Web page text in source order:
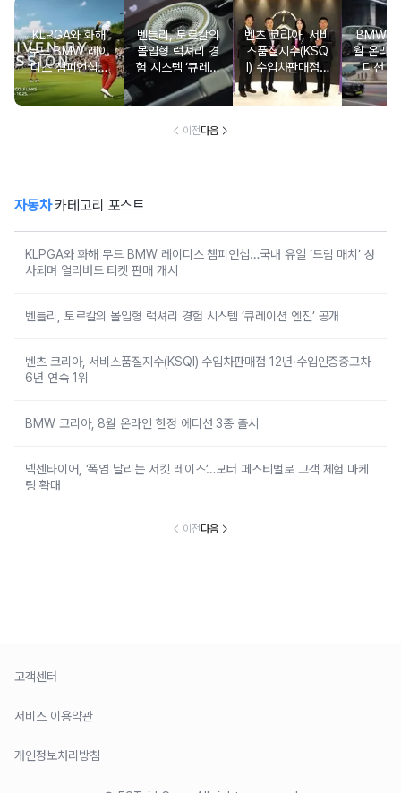
KLPGA와 화해
무드 BMW 레이
디스 챔피언십…
국내 유일 ‘드림
매치’ 성사되며 얼
벤틀리, 토르칼의
몰입형 럭셔리 경
험 시스템 ‘큐레이
션 엔진’ 공개
벤츠 코리아, 서비
스품질지수(KSQ
I) 수입차판매점 1
2년·수입인증중고
차 6년 연속 1위
BMW
월 온라
디션 3
이전다음
자동차카테고리 포스트
KLPGA와 화해 무드 BMW 레이디스 챔피언십…국내 유일 ‘드림 매치’ 성
사되며 얼리버드 티켓 판매 개시
벤틀리, 토르칼의 몰입형 럭셔리 경험 시스템 ‘큐레이션 엔진’ 공개
벤츠 코리아, 서비스품질지수(KSQI) 수입차판매점 12년·수입인증중고차
6년 연속 1위
BMW 코리아, 8월 온라인 한정 에디션 3종 출시
넥센타이어, ‘폭염 날리는 서킷 레이스’…모터 페스티벌로 고객 체험 마케
팅 확대
이전다음
고객센터
서비스 이용약관
개인정보처리방침